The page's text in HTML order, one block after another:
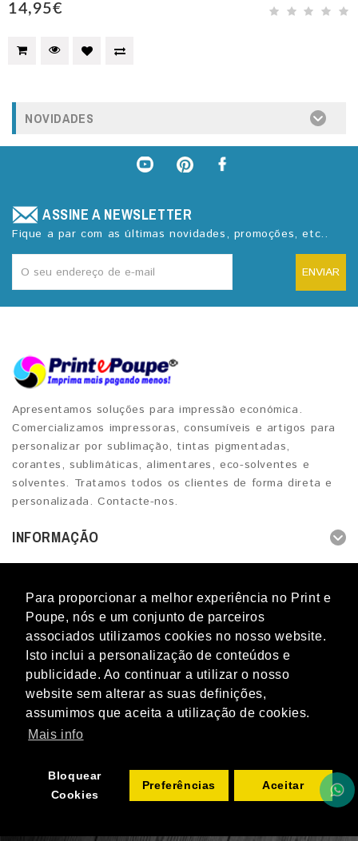
Para proporcionar a melhor experiência no Print e
Poupe, nós e um conjunto de parceiros
associados utilizamos cookies no nosso website.
Isto inclui a personalização de conteúdos e
publicidade. Ao continuar a utilizar o nosso
website sem alterar as suas definições,
assumimos que aceita a utilização de cookies.
Mais info
Bloquear
Cookies
Preferências Aceitar
14,95€
NOVIDADES
ASSINE A NEWSLETTER
Fique a par com as últimas novidades, promoções, etc..
ENVIAR
Apresentamos soluções para impressão económica.
Comercializamos impressoras, consumíveis e artigos para
personalizar por sublimação, tintas pigmentadas,
corantes, sublimáticas, alimentares, eco-solventes e
solventes. Tratamos todos os clientes de forma direta e
personalizada. Contacte-nos.
INFORMAÇÃO
CONTACTOS
Blog Novidades Promoções Marcas
frequentes
Mapa do Site Termos & Condições
Livro de
nomes e marcas referidos e citados no PRINT E POUPE são
propriedade dos respetivos donos.